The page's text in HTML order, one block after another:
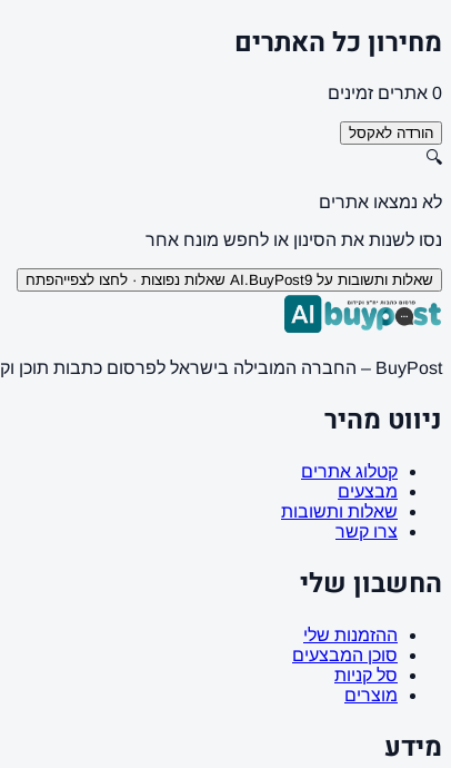
מחירון כל האתרים
0 אתרים זמינים
הורדה לאקסל
🔍
לא נמצאו אתרים
נסו לשנות את הסינון או לחפש מונח אחר
שאלות ותשובות על AI.BuyPost 9 שאלות נפוצות · לחצו לצפייה פתח
BuyPost – החברה המובילה בישראל לפרסום כתבות תוכן וקישורים באתרי חדשות ותוכן מובילים. מחירון מעודכן, כתיבת AI מתקדמת, קידום אתרים SEO מקצועי. 11 שנות ניסיון ואלפי לקוחות מרוצים.
ניווט מהיר
קטלוג אתרים
מבצעים
שאלות ותשובות
צרו קשר
החשבון שלי
ההזמנות שלי
סוכן המבצעים
סל קניות
מוצרים
מידע